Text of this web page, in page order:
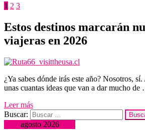
1 2 3
Estos destinos marcarán
viajeras en 2026
¿Ya sabes dónde irás este año? Nosotros,
unas cuantas ideas que van a dar mucho de
Leer más
Buscar:
agosto 2026